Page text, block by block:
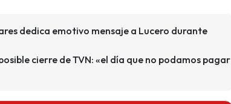
dedica emotivo mensaje a Lucero durante
cierre de TVN: «el día que no podamos pagar